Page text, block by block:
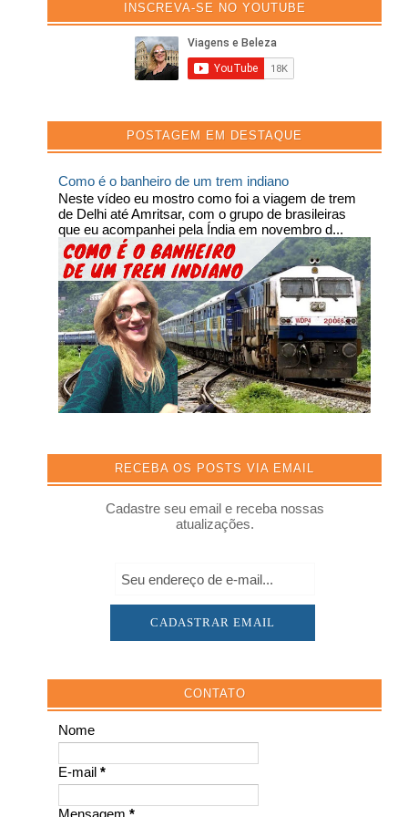
INSCREVA-SE NO YOUTUBE
POSTAGEM EM DESTAQUE
Como é o banheiro de um trem indiano
Neste vídeo eu mostro como foi a viagem de trem
de Delhi até Amritsar, com o grupo de brasileiras
que eu acompanhei pela Índia em novembro d...
RECEBA OS POSTS VIA EMAIL
Cadastre seu email e receba nossas
atualizações.
CONTATO
Nome
E-mail*